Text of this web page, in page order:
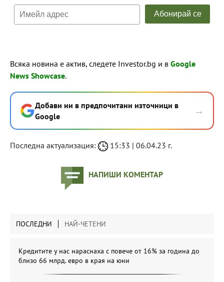
Всяка новина е актив, следете Investor.bg и в Google
News Showcase.
Добави ни в предпочитани източници в
Google
→
Последна актуализация: 15:33 | 06.04.23 г.
НАПИШИ КОМЕНТАР
ПОСЛЕДНИ НАЙ-ЧЕТЕНИ
Кредитите у нас нараснаха с повече от 16% за година до
близо 66 млрд. евро в края на юни